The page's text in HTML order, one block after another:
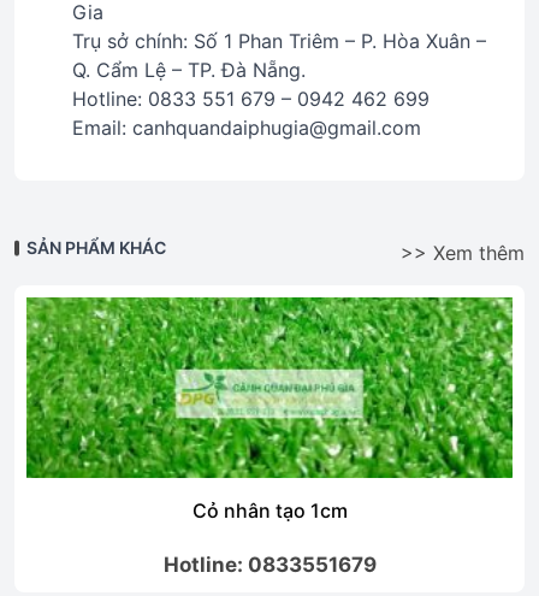
Gia
Trụ sở chính: Số 1 Phan Triêm – P. Hòa Xuân –
Q. Cẩm Lệ – TP. Đà Nẵng.
Hotline: 0833 551 679 – 0942 462 699
Email: canhquandaiphugia@gmail.com
SẢN PHẨM KHÁC >> Xem thêm
Cỏ nhân tạo 2cm
Hotline: 0833551679